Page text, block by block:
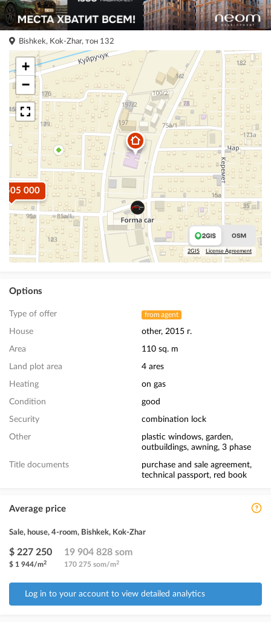
Bishkek, Kok-Zhar, тон 132
505 000
+
−
2GIS License Agreement
Options
Type of offer from agent
House other, 2015 г.
Area 110 sq. m
Land plot area 4 ares
Heating on gas
Condition good
Security combination lock
Other
plastic windows, garden,
outbuildings, awning, 3 phase
Title documents
purchase and sale agreement,
technical passport, red book
Average price
Sale, house, 4-room, Bishkek, Kok-Zhar
$ 227 250
$ 1 944/m2
19 904 828 som
170 275 som/m2
Log in to your account to view detailed analytics